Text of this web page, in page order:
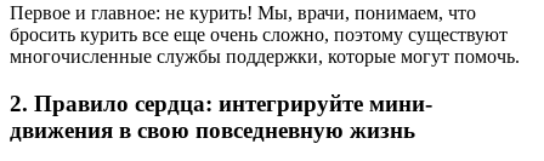
Первое и главное: не курить! Мы, врачи, понимаем, что
бросить курить все еще очень сложно, поэтому существуют
многочисленные службы поддержки, которые могут помочь.
2. Правило сердца: интегрируйте мини-
движения в свою повседневную жизнь